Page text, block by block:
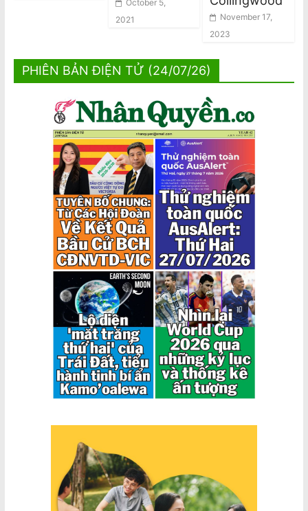
October 5,
2021
November 17,
2023
PHIÊN BẢN ĐIỆN TỬ (24/07/26)